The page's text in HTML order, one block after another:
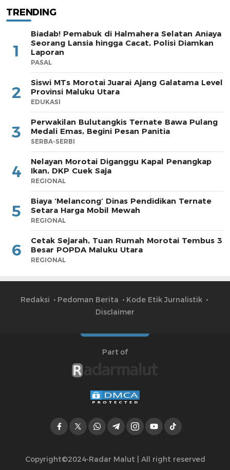
TRENDING
1
Biadab! Pemabuk di Halmahera Selatan Aniaya
Seorang Lansia hingga Cacat, Polisi Diamkan
Laporan
PASAL
2
Siswi MTs Morotai Juarai Ajang Galatama Level
Provinsi Maluku Utara
EDUKASI
3
Perwakilan Bulutangkis Ternate Bawa Pulang
Medali Emas, Begini Pesan Panitia
SERBA-SERBI
4
Nelayan Morotai Diganggu Kapal Penangkap
Ikan, DKP Cuek Saja
REGIONAL
5
Biaya ‘Melancong’ Dinas Pendidikan Ternate
Setara Harga Mobil Mewah
REGIONAL
6
Cetak Sejarah, Tuan Rumah Morotai Tembus 3
Besar POPDA Maluku Utara
REGIONAL
Redaksi Pedoman Berita
Kode Etik Jurnalistik
Disclaimer
Part of
Copyright©2024-Radar Malut | All right reserved